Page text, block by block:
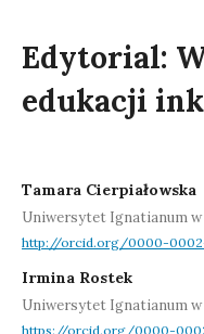
Edytorial:
edukacji
Tamara Cierpiałowska
Uniwersytet Ignatianum w
http://orcid.org/0000-0002-
Irmina Rostek
Uniwersytet Ignatianum w
https://orcid.org/0000-